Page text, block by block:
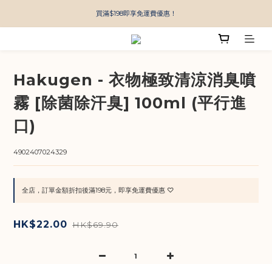
買滿$198即享免運費優惠！
Hakugen - 衣物極致清涼消臭噴
霧 [除菌除汗臭] 100ml (平行進
口)
4902407024329
全店，訂單金額折扣後滿198元，即享免運費優惠 ♡
HK$22.00 HK$69.90